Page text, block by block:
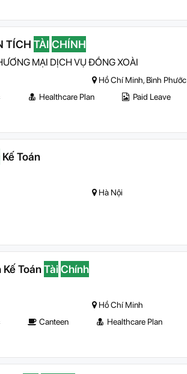
TÍCH TÀI CHÍNH
MẠI DỊCH VỤ ĐỒNG XOÀI
Hồ Chí Minh, Bình Phước
Healthcare Plan Paid Leave
Kế Toán
Hà Nội
ToánTàiChính
Hồ Chí Minh
Canteen Healthcare Plan